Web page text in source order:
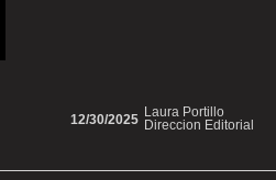
Laura Portillo
Direccion Editorial
12/30/2025